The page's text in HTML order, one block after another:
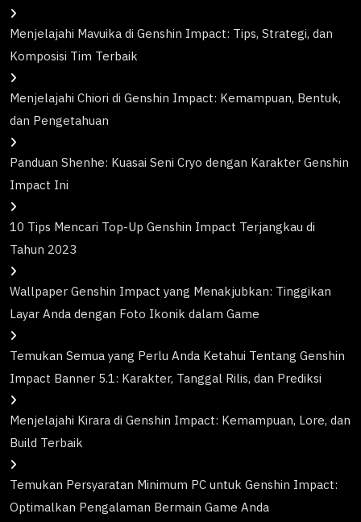
Menjelajahi Mavuika di Genshin Impact: Tips, Strategi, dan
Komposisi Tim Terbaik
Menjelajahi Chiori di Genshin Impact: Kemampuan, Bentuk,
dan Pengetahuan
Panduan Shenhe: Kuasai Seni Cryo dengan Karakter Genshin
Impact Ini
10 Tips Mencari Top-Up Genshin Impact Terjangkau di
Tahun 2023
Wallpaper Genshin Impact yang Menakjubkan: Tinggikan
Layar Anda dengan Foto Ikonik dalam Game
Temukan Semua yang Perlu Anda Ketahui Tentang Genshin
Impact Banner 5.1: Karakter, Tanggal Rilis, dan Prediksi
Menjelajahi Kirara di Genshin Impact: Kemampuan, Lore, dan
Build Terbaik
Temukan Persyaratan Minimum PC untuk Genshin Impact:
Optimalkan Pengalaman Bermain Game Anda